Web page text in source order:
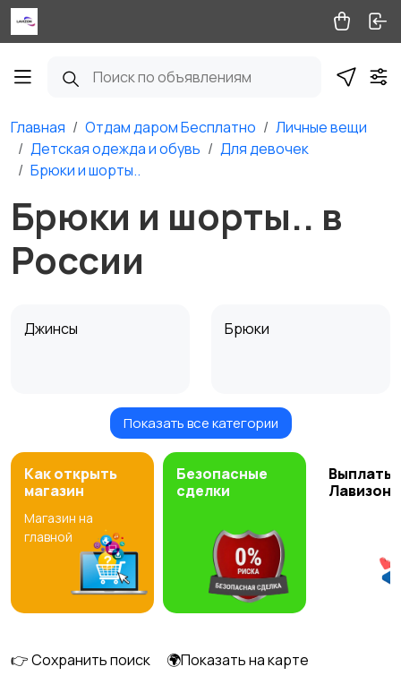
Главная Отдам даром Бесплатно
Личные вещи
Детская одежда и обувь
Для девочек
Брюки и шорты..
Брюки и шорты.. в
России
Джинсы Брюки
Показать все категории
Как открыть
магазин
Магазин на
главной
Безопасные
сделки
Выплаты
Лавизон
👉 Сохранить поиск
🌍Показать на карте